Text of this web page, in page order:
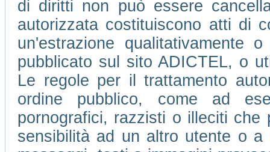
di diritti non può essere
autorizzata costituiscono atti di
un'estrazione qualitativamente
pubblicato sul sito ADICTEL, o
Le regole per il trattamento
ordine pubblico, come ad
pornografici, razzisti o illeciti che
sensibilità ad un altro utente o a